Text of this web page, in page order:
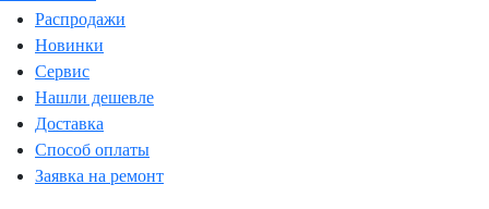
Распродажи
Новинки
Сервис
Нашли дешевле
Доставка
Способ оплаты
Заявка на ремонт